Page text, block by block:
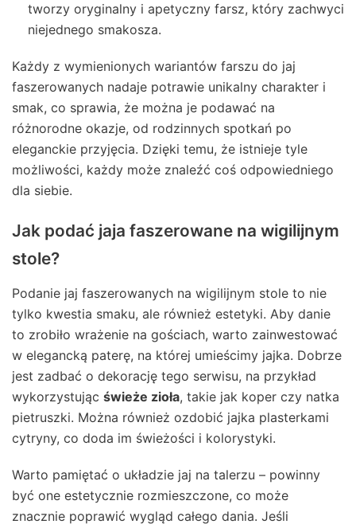
tworzy oryginalny i apetyczny farsz, który zachwyci
niejednego smakosza.
Każdy z wymienionych wariantów farszu do jaj
faszerowanych nadaje potrawie unikalny charakter i
smak, co sprawia, że można je podawać na
różnorodne okazje, od rodzinnych spotkań po
eleganckie przyjęcia. Dzięki temu, że istnieje tyle
możliwości, każdy może znaleźć coś odpowiedniego
dla siebie.
Jak podać jaja faszerowane na wigilijnym
stole?
Podanie jaj faszerowanych na wigilijnym stole to nie
tylko kwestia smaku, ale również estetyki. Aby danie
to zrobiło wrażenie na gościach, warto zainwestować
w elegancką paterę, na której umieścimy jajka. Dobrze
jest zadbać o dekorację tego serwisu, na przykład
wykorzystując świeże zioła, takie jak koper czy natka
pietruszki. Można również ozdobić jajka plasterkami
cytryny, co doda im świeżości i kolorystyki.
Warto pamiętać o układzie jaj na talerzu – powinny
być one estetycznie rozmieszczone, co może
znacznie poprawić wygląd całego dania. Jeśli